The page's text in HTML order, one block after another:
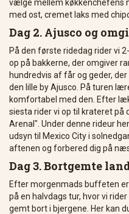
vælge mellem køkkenchefens
med ost, cremet laks med
Dag 2. Ajusco og
På den første ridedag rider vi
op på bakkerne, der omgiver
hundredvis af får og geder,
den lille by Ajusco. På turen
komfortabel med den. Efter
siesta rider vi op til krateret på
Arenal". Under denne rideur
udsyn til Mexico City i
aftenen og forbered dig på
Dag 3. Bortgemte
Efter morgenmads buffeten er
på en halvdags tur, hvor vi
gemt bort i bjergene. Her kan